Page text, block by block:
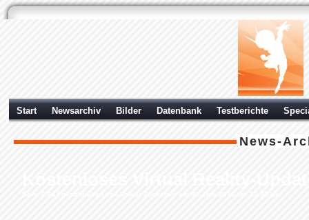
Start Newsarchiv Bilder Datenbank Testberichte
News-